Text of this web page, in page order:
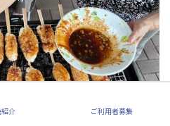
介 ご利用者募集